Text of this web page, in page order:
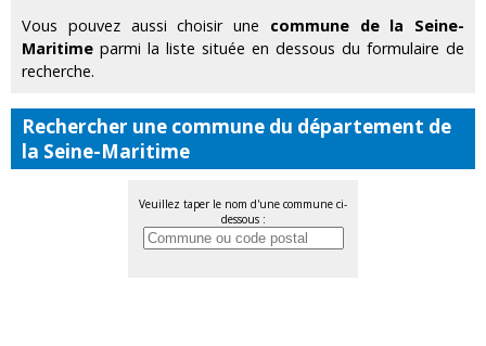
Vous pouvez aussi choisir une commune de la Seine-
Maritime parmi la liste située en dessous du formulaire de
recherche.
Rechercher une commune du département de
la Seine-Maritime
Veuillez taper le nom d'une commune ci-
dessous :